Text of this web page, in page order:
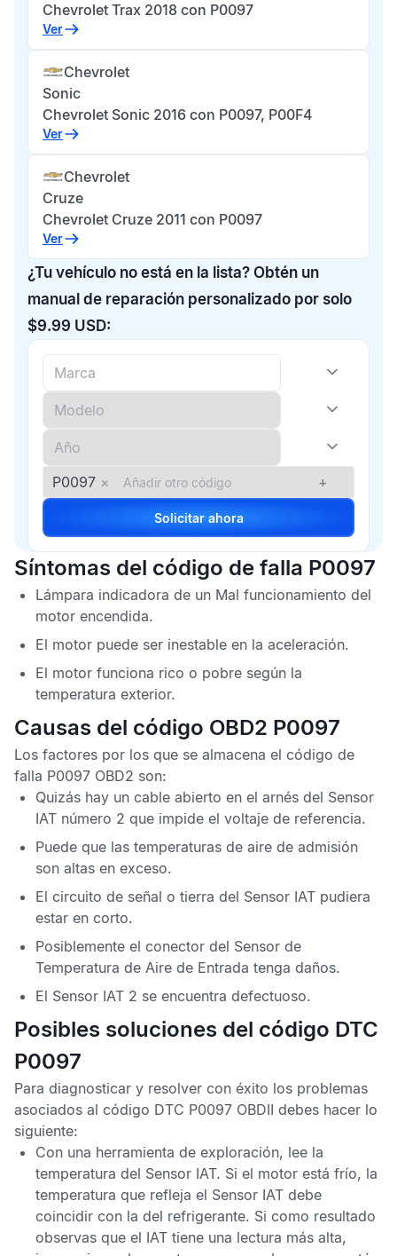
Chevrolet Trax 2018 con P0097
Ver
Chevrolet
Sonic
Chevrolet Sonic 2016 con P0097, P00F4
Ver
Chevrolet
Cruze
Chevrolet Cruze 2011 con P0097
Ver
¿Tu vehículo no está en la lista? Obtén un
manual de reparación personalizado por solo
$9.99 USD:
P0097 × +
Solicitar ahora
Síntomas del código de falla P0097
Lámpara indicadora de un Mal funcionamiento del
motor encendida.
El motor puede ser inestable en la aceleración.
El motor funciona rico o pobre según la
temperatura exterior.
Causas del código OBD2 P0097
Los factores por los que se almacena el código de
falla P0097 OBD2 son:
Quizás hay un cable abierto en el arnés del Sensor
IAT número 2 que impide el voltaje de referencia.
Puede que las temperaturas de aire de admisión
son altas en exceso.
El circuito de señal o tierra del Sensor IAT pudiera
estar en corto.
Posiblemente el conector del Sensor de
Temperatura de Aire de Entrada tenga daños.
El Sensor IAT 2 se encuentra defectuoso.
Posibles soluciones del código DTC
P0097
Para diagnosticar y resolver con éxito los problemas
asociados al código DTC P0097 OBDII debes hacer lo
siguiente:
Con una herramienta de exploración, lee la
temperatura del Sensor IAT. Si el motor está frío, la
temperatura que refleja el Sensor IAT debe
coincidir con la del refrigerante. Si como resultado
observas que el IAT tiene una lectura más alta,